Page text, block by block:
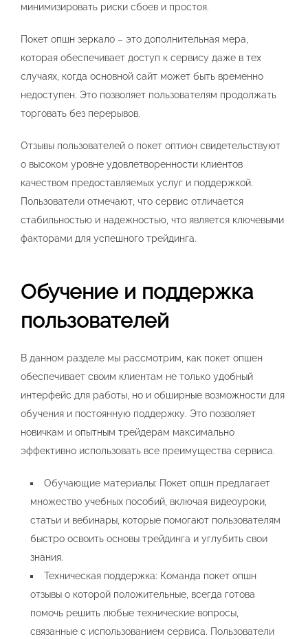
минимизировать риски сбоев и простоя.
Покет опшн зеркало – это дополнительная мера,
которая обеспечивает доступ к сервису даже в тех
случаях, когда основной сайт может быть временно
недоступен. Это позволяет пользователям продолжать
торговать без перерывов.
Отзывы пользователей о покет оптион свидетельствуют
о высоком уровне удовлетворенности клиентов
качеством предоставляемых услуг и поддержкой.
Пользователи отмечают, что сервис отличается
стабильностью и надежностью, что является ключевыми
факторами для успешного трейдинга.
Обучение и поддержка
пользователей
В данном разделе мы рассмотрим, как покет опшен
обеспечивает своим клиентам не только удобный
интерфейс для работы, но и обширные возможности для
обучения и постоянную поддержку. Это позволяет
новичкам и опытным трейдерам максимально
эффективно использовать все преимущества сервиса.
Обучающие материалы: Покет опшн предлагает
множество учебных пособий, включая видеоуроки,
статьи и вебинары, которые помогают пользователям
быстро освоить основы трейдинга и углубить свои
знания.
Техническая поддержка: Команда покет опшн
отзывы о которой положительные, всегда готова
помочь решить любые технические вопросы,
связанные с использованием сервиса. Пользователи